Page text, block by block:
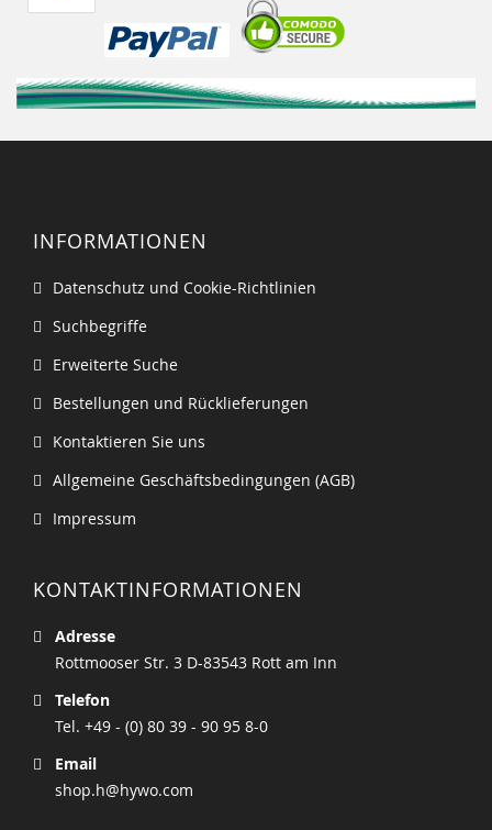
INFORMATIONEN
Datenschutz und Cookie-Richtlinien
Suchbegriffe
Erweiterte Suche
Bestellungen und Rücklieferungen
Kontaktieren Sie uns
Allgemeine Geschäftsbedingungen (AGB)
Impressum
KONTAKTINFORMATIONEN
Adresse
Rottmooser Str. 3 D-83543 Rott am Inn
Telefon
Tel. +49 - (0) 80 39 - 90 95 8-0
Email
shop.h@hywo.com